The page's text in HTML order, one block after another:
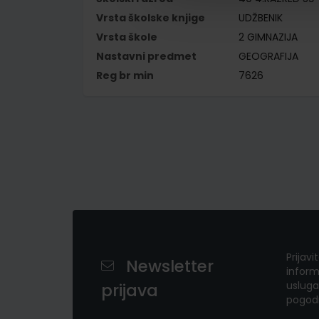
Vrsta školske knjige
UDŽBENIK
Vrsta škole
2 GIMNAZIJA
Nastavni predmet
GEOGRAFIJA
Reg br min
7626
Newsletter
prijava